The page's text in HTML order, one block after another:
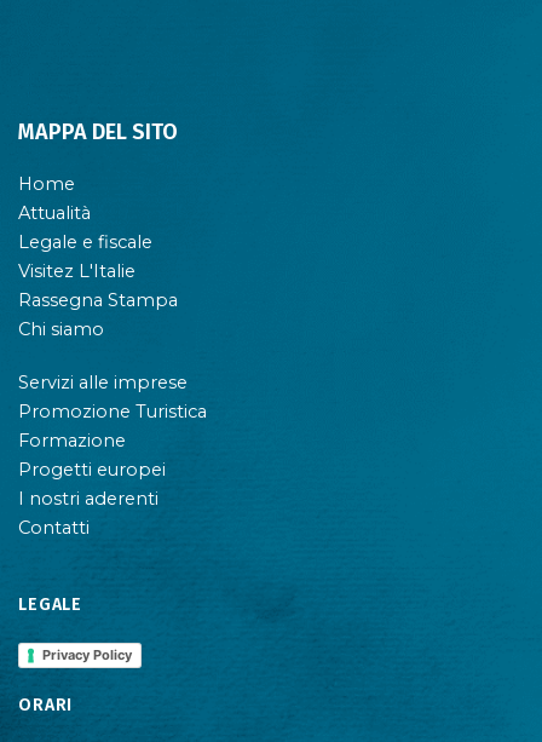
MAPPA DEL SITO
Home
Attualità
Legale e fiscale
Visitez L'Italie
Rassegna Stampa
Chi siamo
Servizi alle imprese
Promozione Turistica
Formazione
Progetti europei
I nostri aderenti
Contatti
LEGALE
Privacy Policy
ORARI